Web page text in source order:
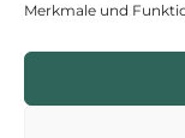
Merkmale und